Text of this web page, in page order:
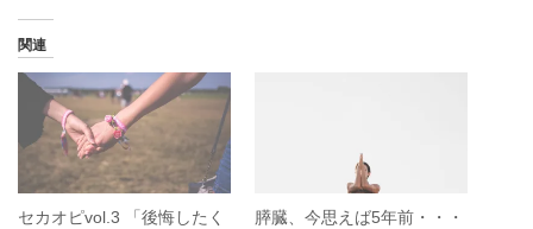
関連
セカオピvol.3 「後悔したく
膵臓、今思えば5年前・・・